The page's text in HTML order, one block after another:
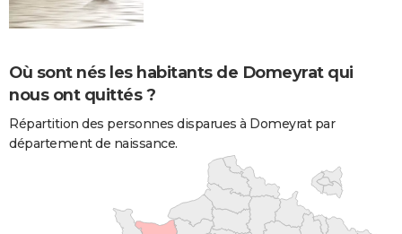
Où sont nés les habitants de Domeyrat qui
nous ont quittés ?
Répartition des personnes disparues à Domeyrat par
département de naissance.